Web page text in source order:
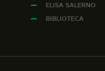
ELISA SALERNO
BIBLIOTECA